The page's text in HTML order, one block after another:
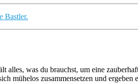
was du brauchst, um eine
mühelos zusammensetzen und